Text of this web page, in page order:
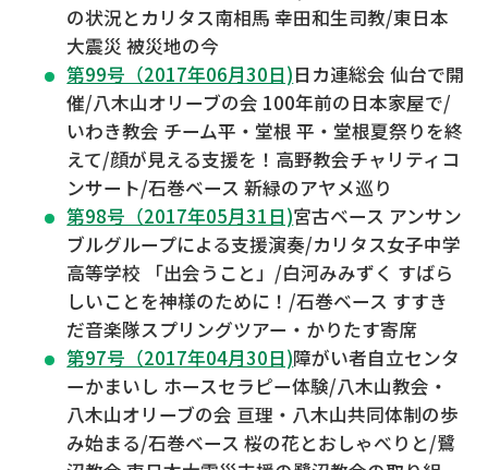
の状況とカリタス南相馬 幸田和生司教/東日本
大震災 被災地の今
第99号（2017年06月30日)日カ連総会 仙台で開
催/八木山オリーブの会 100年前の日本家屋で/
いわき教会 チーム平・堂根 平・堂根夏祭りを終
えて/顔が見える支援を！高野教会チャリティコ
ンサート/石巻ベース 新緑のアヤメ巡り
第98号（2017年05月31日)宮古ベース アンサン
ブルグループによる支援演奏/カリタス女子中学
高等学校 「出会うこと」/白河みみずく すばら
しいことを神様のために！/石巻ベース すすき
だ音楽隊スプリングツアー・かりたす寄席
第97号（2017年04月30日)障がい者自立センタ
ーかまいし ホースセラピー体験/八木山教会・
八木山オリーブの会 亘理・八木山共同体制の歩
み始まる/石巻ベース 桜の花とおしゃべりと/鷺